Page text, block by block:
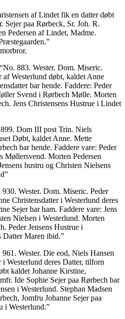
af Lindet fik en datter døbt
Sejer paa Rørbeck, Sr. Joh. R.
Pedersen af Lindet, Madme.
883. Wester. Dom. Miseric.
af Westerlund døbt, kaldet Anne
bar hende. Faddere: Peder
Svend i Rørbech Mølle. Morten
Jens Christensens Hustrue i Lindet
Dom III post Trin. Niels
Døbt, kaldet Anne. Mette
bar hende. Faddere vare: Peder
Møllersvend. Morten Pedersen
hustru og Christen Nielsens
Wester. Dom. Miseric. Peder
Christensdatter i Westerlund deres
Sejer bar ham. Faddere vare: Jens
Nielsen i Westerlund. Morten
Peder Jensens Hustrue i
Datter Maren ibid.”
Wester. Die eod, Niels Hansen
Westerlund deres Datter, tilforn
kaldet Johanne Kirstine,
Ide Sophie Sejer paa Rørbech bar
i Westerlund. Stephan Madsen
Jomfru Johanne Sejer paa
i Westerlund.”